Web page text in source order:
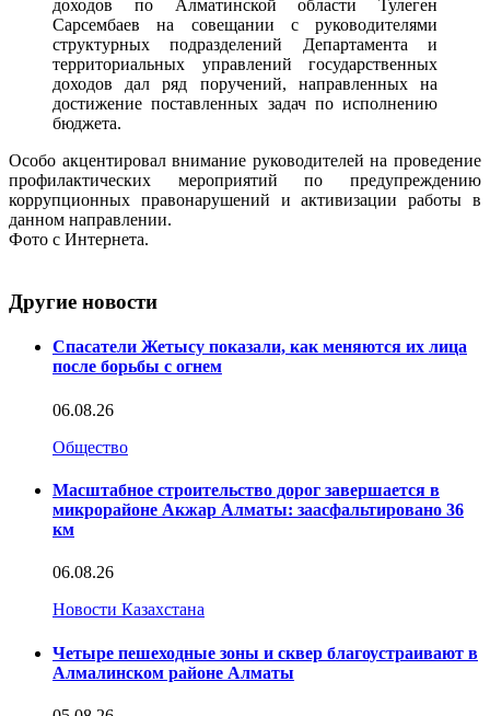
доходов по Алматинской области Тулеген
Сарсембаев на совещании с руководителями
структурных подразделений Департамента и
территориальных управлений государственных
доходов дал ряд поручений, направленных на
достижение поставленных задач по исполнению
бюджета.
Особо акцентировал внимание руководителей на проведение
профилактических мероприятий по предупреждению
коррупционных правонарушений и активизации работы в
данном направлении.
Фото с Интернета.
Другие новости
Спасатели Жетысу показали, как меняются их лица
после борьбы с огнем
06.08.26
Общество
Масштабное строительство дорог завершается в
микрорайоне Акжар Алматы: заасфальтировано 36
км
06.08.26
Новости Казахстана
Четыре пешеходные зоны и сквер благоустраивают в
Алмалинском районе Алматы